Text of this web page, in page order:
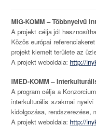
MIG-KOMM – Többnyelvű
A projekt célja jól
Közös európai
projekt kiemelt területe az
A projekt weboldala: http://
IMED-KOMM –
A program célja a
interkulturális szakmai
kidolgozása, rendszerezése,
A projekt weboldala: http://